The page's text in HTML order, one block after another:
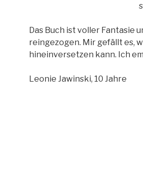
Das Buch ist voller Fantasie
reingezogen. Mir gefällt es,
hineinversetzen kann. Ich
Leonie Jawinski, 10 Jahre